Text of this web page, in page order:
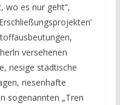
wo es nur geht“,
versehenen
riesige städtische
riesenhafte
sogenannten „Tren